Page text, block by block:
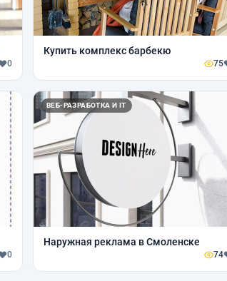
0
Купить комплекс барбекю
75
0
ВЕБ-РАЗРАБОТКА И IT
Наружная реклама в Смоленске
74